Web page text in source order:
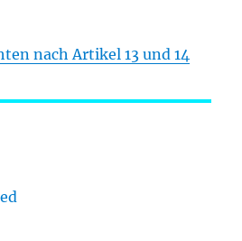
nach Artikel 13 und 14